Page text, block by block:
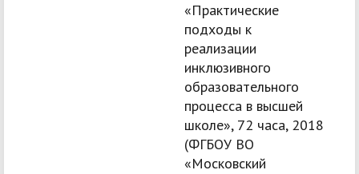
«Практические
подходы к
реализации
инклюзивного
образовательного
процесса в высшей
школе», 72 часа, 2018
(ФГБОУ ВО
«Московский